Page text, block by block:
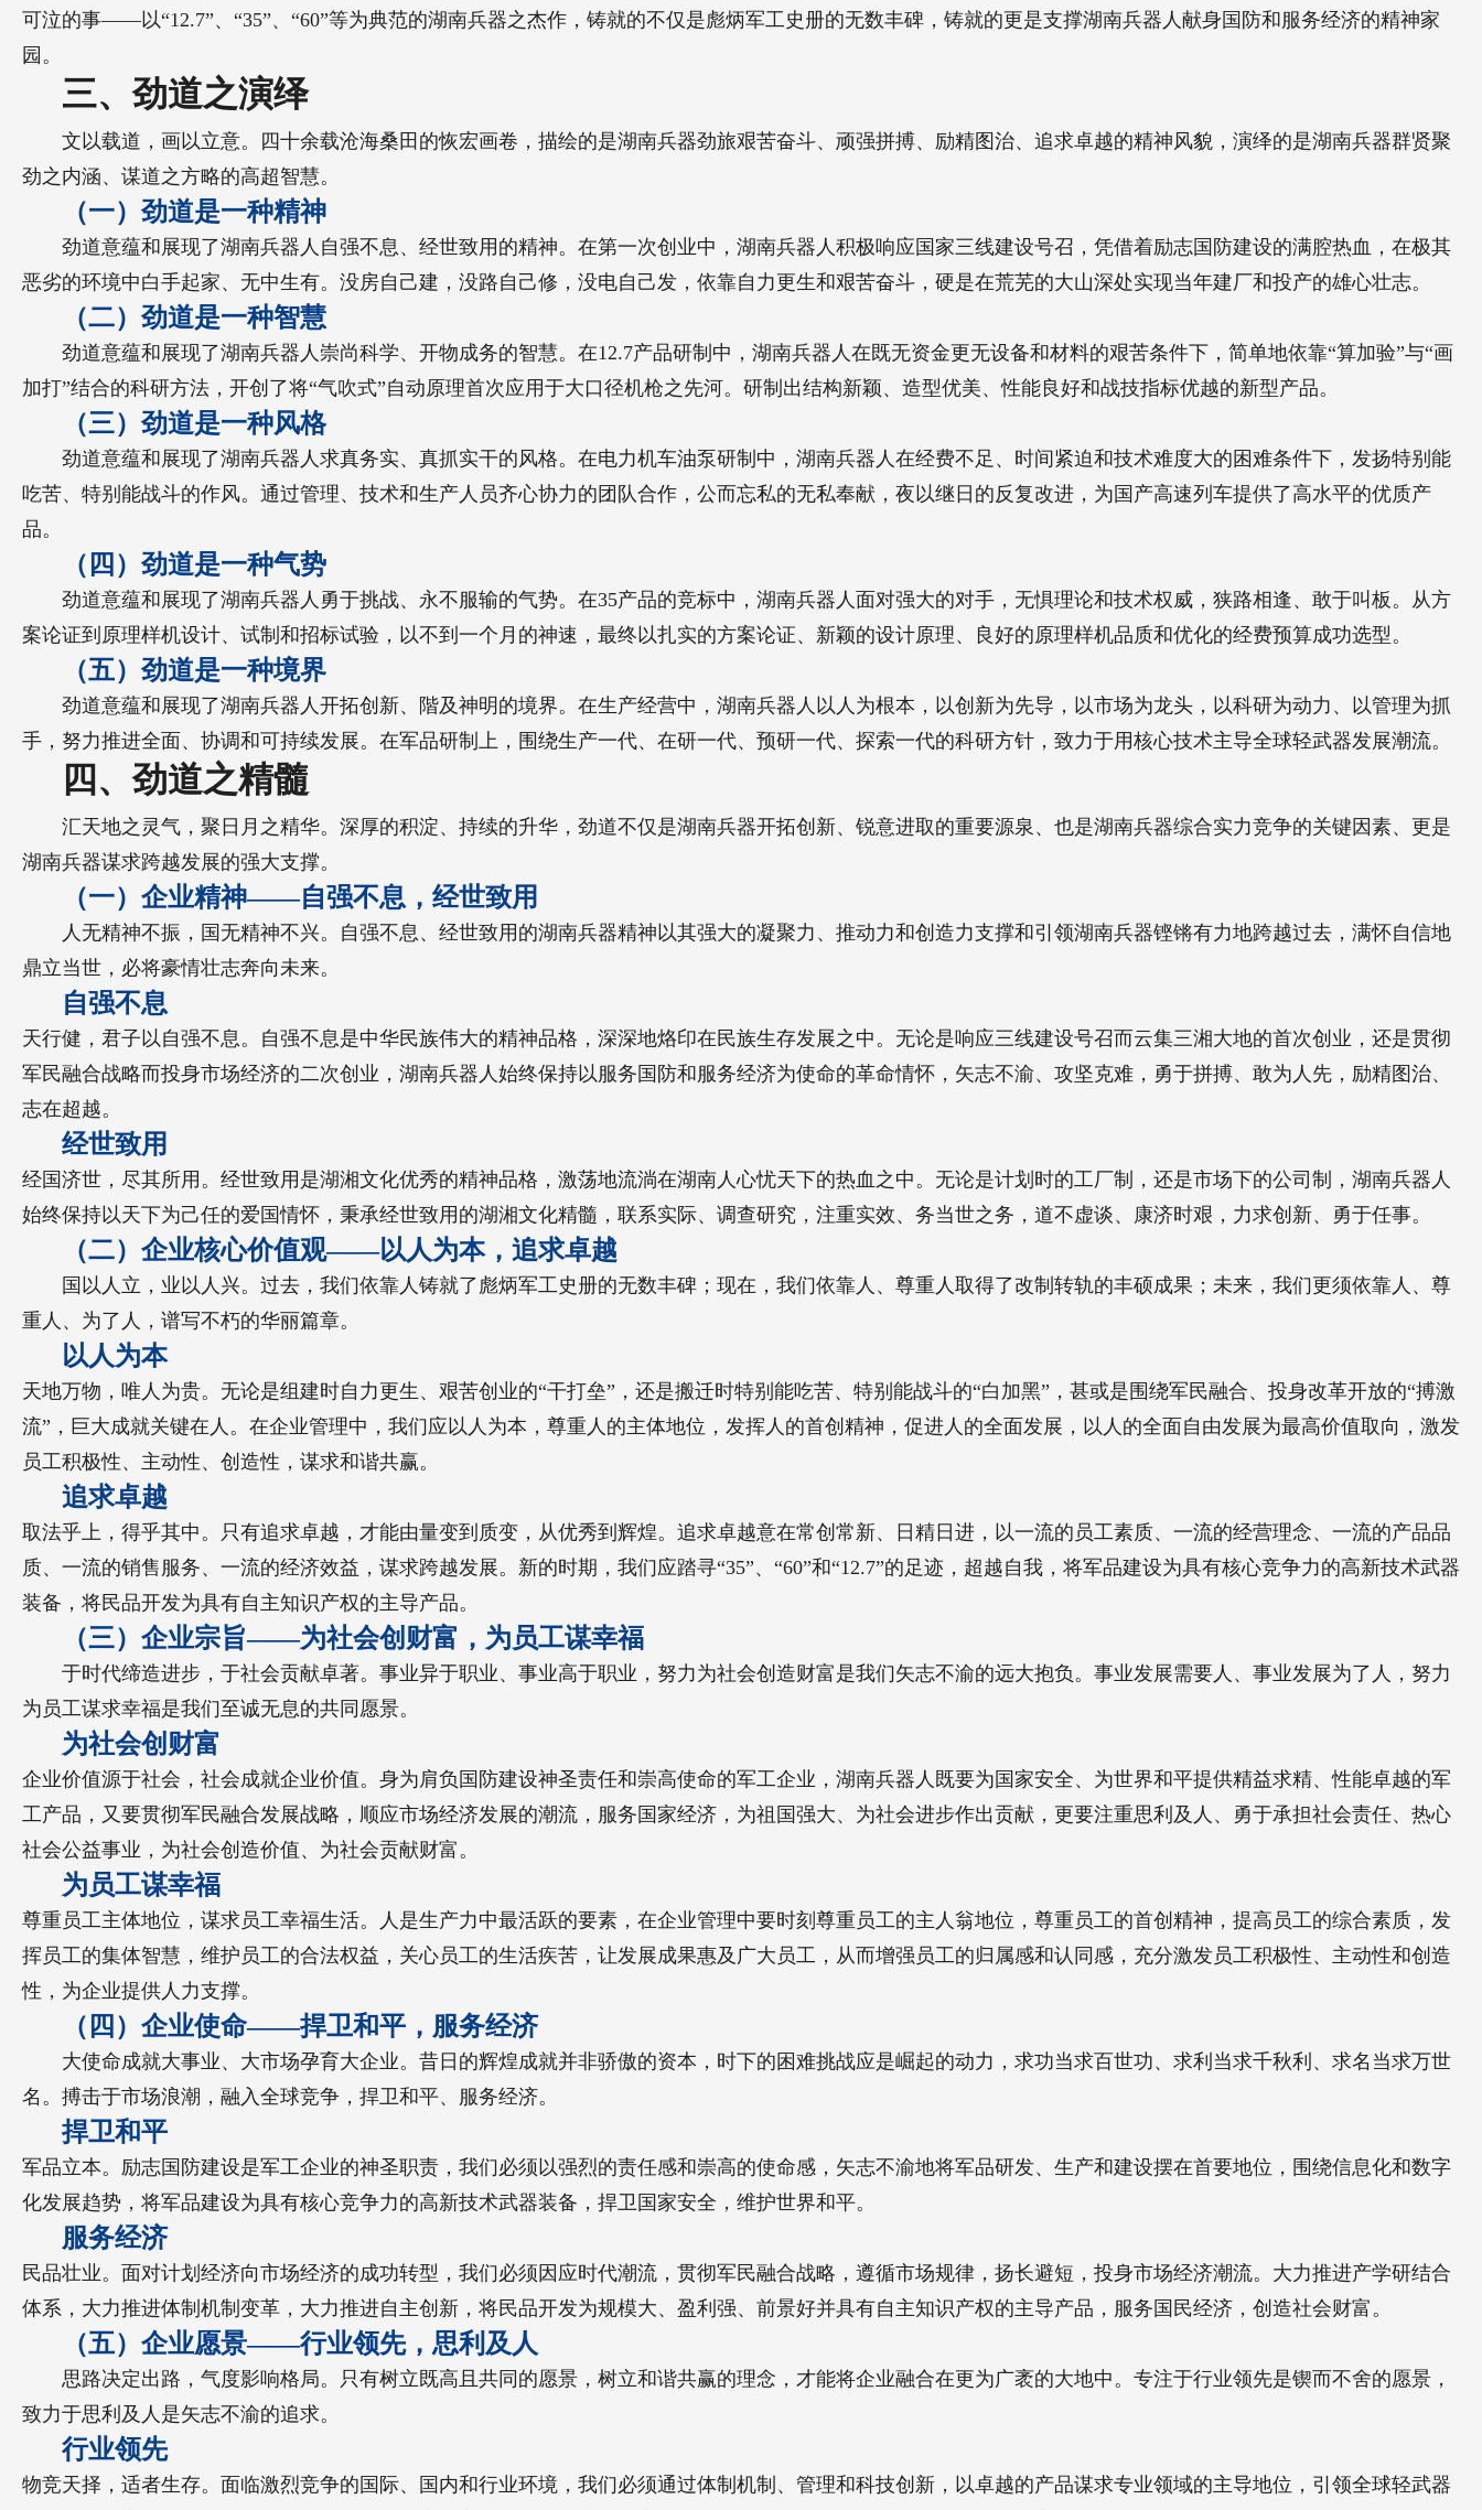
可泣的事——以“12.7”、“35”、“60”等为典范的湖南兵器之杰作，铸就的不仅是彪炳军工史册的无数丰碑，铸就的更是支撑湖南兵器人献身国防和服务经济的精神家
园。
三、劲道之演绎
文以载道，画以立意。四十余载沧海桑田的恢宏画卷，描绘的是湖南兵器劲旅艰苦奋斗、顽强拼搏、励精图治、追求卓越的精神风貌，演绎的是湖南兵器群贤聚
劲之内涵、谋道之方略的高超智慧。
（一）劲道是一种精神
劲道意蕴和展现了湖南兵器人自强不息、经世致用的精神。在第一次创业中，湖南兵器人积极响应国家三线建设号召，凭借着励志国防建设的满腔热血，在极其
恶劣的环境中白手起家、无中生有。没房自己建，没路自己修，没电自己发，依靠自力更生和艰苦奋斗，硬是在荒芜的大山深处实现当年建厂和投产的雄心壮志。
（二）劲道是一种智慧
劲道意蕴和展现了湖南兵器人崇尚科学、开物成务的智慧。在12.7产品研制中，湖南兵器人在既无资金更无设备和材料的艰苦条件下，简单地依靠“算加验”与“画
加打”结合的科研方法，开创了将“气吹式”自动原理首次应用于大口径机枪之先河。研制出结构新颖、造型优美、性能良好和战技指标优越的新型产品。
（三）劲道是一种风格
劲道意蕴和展现了湖南兵器人求真务实、真抓实干的风格。在电力机车油泵研制中，湖南兵器人在经费不足、时间紧迫和技术难度大的困难条件下，发扬特别能
吃苦、特别能战斗的作风。通过管理、技术和生产人员齐心协力的团队合作，公而忘私的无私奉献，夜以继日的反复改进，为国产高速列车提供了高水平的优质产
品。
（四）劲道是一种气势
劲道意蕴和展现了湖南兵器人勇于挑战、永不服输的气势。在35产品的竞标中，湖南兵器人面对强大的对手，无惧理论和技术权威，狭路相逢、敢于叫板。从方
案论证到原理样机设计、试制和招标试验，以不到一个月的神速，最终以扎实的方案论证、新颖的设计原理、良好的原理样机品质和优化的经费预算成功选型。
（五）劲道是一种境界
劲道意蕴和展现了湖南兵器人开拓创新、階及神明的境界。在生产经营中，湖南兵器人以人为根本，以创新为先导，以市场为龙头，以科研为动力、以管理为抓
手，努力推进全面、协调和可持续发展。在军品研制上，围绕生产一代、在研一代、预研一代、探索一代的科研方针，致力于用核心技术主导全球轻武器发展潮流。
四、劲道之精髓
汇天地之灵气，聚日月之精华。深厚的积淀、持续的升华，劲道不仅是湖南兵器开拓创新、锐意进取的重要源泉、也是湖南兵器综合实力竞争的关键因素、更是
湖南兵器谋求跨越发展的强大支撑。
（一）企业精神——自强不息，经世致用
人无精神不振，国无精神不兴。自强不息、经世致用的湖南兵器精神以其强大的凝聚力、推动力和创造力支撑和引领湖南兵器铿锵有力地跨越过去，满怀自信地
鼎立当世，必将豪情壮志奔向未来。
自强不息
天行健，君子以自强不息。自强不息是中华民族伟大的精神品格，深深地烙印在民族生存发展之中。无论是响应三线建设号召而云集三湘大地的首次创业，还是贯彻
军民融合战略而投身市场经济的二次创业，湖南兵器人始终保持以服务国防和服务经济为使命的革命情怀，矢志不渝、攻坚克难，勇于拼搏、敢为人先，励精图治、
志在超越。
经世致用
经国济世，尽其所用。经世致用是湖湘文化优秀的精神品格，激荡地流淌在湖南人心忧天下的热血之中。无论是计划时的工厂制，还是市场下的公司制，湖南兵器人
始终保持以天下为己任的爱国情怀，秉承经世致用的湖湘文化精髓，联系实际、调查研究，注重实效、务当世之务，道不虚谈、康济时艰，力求创新、勇于任事。
（二）企业核心价值观——以人为本，追求卓越
国以人立，业以人兴。过去，我们依靠人铸就了彪炳军工史册的无数丰碑；现在，我们依靠人、尊重人取得了改制转轨的丰硕成果；未来，我们更须依靠人、尊
重人、为了人，谱写不朽的华丽篇章。
以人为本
天地万物，唯人为贵。无论是组建时自力更生、艰苦创业的“干打垒”，还是搬迁时特别能吃苦、特别能战斗的“白加黑”，甚或是围绕军民融合、投身改革开放的“搏激
流”，巨大成就关键在人。在企业管理中，我们应以人为本，尊重人的主体地位，发挥人的首创精神，促进人的全面发展，以人的全面自由发展为最高价值取向，激发
员工积极性、主动性、创造性，谋求和谐共赢。
追求卓越
取法乎上，得乎其中。只有追求卓越，才能由量变到质变，从优秀到辉煌。追求卓越意在常创常新、日精日进，以一流的员工素质、一流的经营理念、一流的产品品
质、一流的销售服务、一流的经济效益，谋求跨越发展。新的时期，我们应踏寻“35”、“60”和“12.7”的足迹，超越自我，将军品建设为具有核心竞争力的高新技术武器
装备，将民品开发为具有自主知识产权的主导产品。
（三）企业宗旨——为社会创财富，为员工谋幸福
于时代缔造进步，于社会贡献卓著。事业异于职业、事业高于职业，努力为社会创造财富是我们矢志不渝的远大抱负。事业发展需要人、事业发展为了人，努力
为员工谋求幸福是我们至诚无息的共同愿景。
为社会创财富
企业价值源于社会，社会成就企业价值。身为肩负国防建设神圣责任和崇高使命的军工企业，湖南兵器人既要为国家安全、为世界和平提供精益求精、性能卓越的军
工产品，又要贯彻军民融合发展战略，顺应市场经济发展的潮流，服务国家经济，为祖国强大、为社会进步作出贡献，更要注重思利及人、勇于承担社会责任、热心
社会公益事业，为社会创造价值、为社会贡献财富。
为员工谋幸福
尊重员工主体地位，谋求员工幸福生活。人是生产力中最活跃的要素，在企业管理中要时刻尊重员工的主人翁地位，尊重员工的首创精神，提高员工的综合素质，发
挥员工的集体智慧，维护员工的合法权益，关心员工的生活疾苦，让发展成果惠及广大员工，从而增强员工的归属感和认同感，充分激发员工积极性、主动性和创造
性，为企业提供人力支撑。
（四）企业使命——捍卫和平，服务经济
大使命成就大事业、大市场孕育大企业。昔日的辉煌成就并非骄傲的资本，时下的困难挑战应是崛起的动力，求功当求百世功、求利当求千秋利、求名当求万世
名。搏击于市场浪潮，融入全球竞争，捍卫和平、服务经济。
捍卫和平
军品立本。励志国防建设是军工企业的神圣职责，我们必须以强烈的责任感和崇高的使命感，矢志不渝地将军品研发、生产和建设摆在首要地位，围绕信息化和数字
化发展趋势，将军品建设为具有核心竞争力的高新技术武器装备，捍卫国家安全，维护世界和平。
服务经济
民品壮业。面对计划经济向市场经济的成功转型，我们必须因应时代潮流，贯彻军民融合战略，遵循市场规律，扬长避短，投身市场经济潮流。大力推进产学研结合
体系，大力推进体制机制变革，大力推进自主创新，将民品开发为规模大、盈利强、前景好并具有自主知识产权的主导产品，服务国民经济，创造社会财富。
（五）企业愿景——行业领先，思利及人
思路决定出路，气度影响格局。只有树立既高且共同的愿景，树立和谐共赢的理念，才能将企业融合在更为广袤的大地中。专注于行业领先是锲而不舍的愿景，
致力于思利及人是矢志不渝的追求。
行业领先
物竞天择，适者生存。面临激烈竞争的国际、国内和行业环境，我们必须通过体制机制、管理和科技创新，以卓越的产品谋求专业领域的主导地位，引领全球轻武器